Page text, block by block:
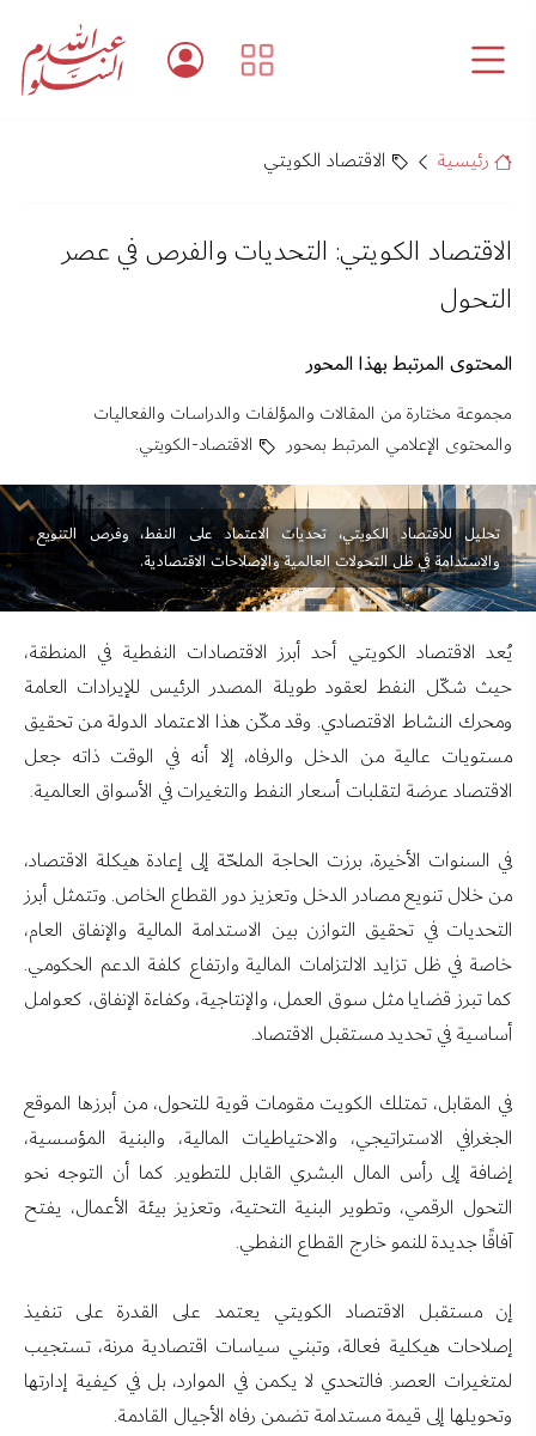
رئيسية الاقتصاد الكويتي
الاقتصاد الكويتي: التحديات والفرص في عصر
التحول
المحتوى المرتبط بهذا المحور
مجموعة مختارة من المقالات والمؤلفات والدراسات والفعاليات
والمحتوى الإعلامي المرتبط بمحور
الاقتصاد-الكويتي.
تحليل للاقتصاد الكويتي، تحديات الاعتماد على النفط، وفرص التنويع
والاستدامة في ظل التحولات العالمية والإصلاحات الاقتصادية.
يُعد الاقتصاد الكويتي أحد أبرز الاقتصادات النفطية في المنطقة،
حيث شكّل النفط لعقود طويلة المصدر الرئيس للإيرادات العامة
ومحرك النشاط الاقتصادي. وقد مكّن هذا الاعتماد الدولة من تحقيق
مستويات عالية من الدخل والرفاه، إلا أنه في الوقت ذاته جعل
الاقتصاد عرضة لتقلبات أسعار النفط والتغيرات في الأسواق العالمية.
في السنوات الأخيرة، برزت الحاجة الملحّة إلى إعادة هيكلة الاقتصاد،
من خلال تنويع مصادر الدخل وتعزيز دور القطاع الخاص. وتتمثل أبرز
التحديات في تحقيق التوازن بين الاستدامة المالية والإنفاق العام،
خاصة في ظل تزايد الالتزامات المالية وارتفاع كلفة الدعم الحكومي.
كما تبرز قضايا مثل سوق العمل، والإنتاجية، وكفاءة الإنفاق، كعوامل
أساسية في تحديد مستقبل الاقتصاد.
في المقابل، تمتلك الكويت مقومات قوية للتحول، من أبرزها الموقع
الجغرافي الاستراتيجي، والاحتياطيات المالية، والبنية المؤسسية،
إضافة إلى رأس المال البشري القابل للتطوير. كما أن التوجه نحو
التحول الرقمي، وتطوير البنية التحتية، وتعزيز بيئة الأعمال، يفتح
آفاقًا جديدة للنمو خارج القطاع النفطي.
إن مستقبل الاقتصاد الكويتي يعتمد على القدرة على تنفيذ
إصلاحات هيكلية فعالة، وتبني سياسات اقتصادية مرنة، تستجيب
لمتغيرات العصر. فالتحدي لا يكمن في الموارد، بل في كيفية إدارتها
وتحويلها إلى قيمة مستدامة تضمن رفاه الأجيال القادمة.